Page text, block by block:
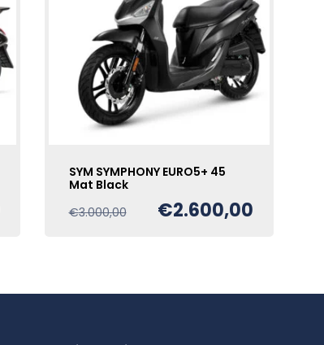
SYM SYMPHONY EURO5+ 45
Mat Black
€3.000,00
Oorspronkelijke
€2.600,00
Huidige